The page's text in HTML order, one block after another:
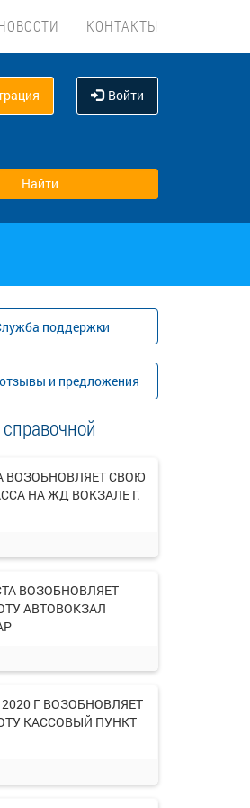
КОНТАКТЫ
Войти
поддержки
и предложения
ВОЗОБНОВЛЯЕТ СВОЮ
НА ЖД ВОКЗАЛЕ Г.
ВОЗОБНОВЛЯЕТ
АВТОВОКЗАЛ
Г ВОЗОБНОВЛЯЕТ
КАССОВЫЙ ПУНКТ